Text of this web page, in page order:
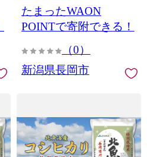
たまったWAON
POINTで寄附できる！
（0）
新潟県長岡市